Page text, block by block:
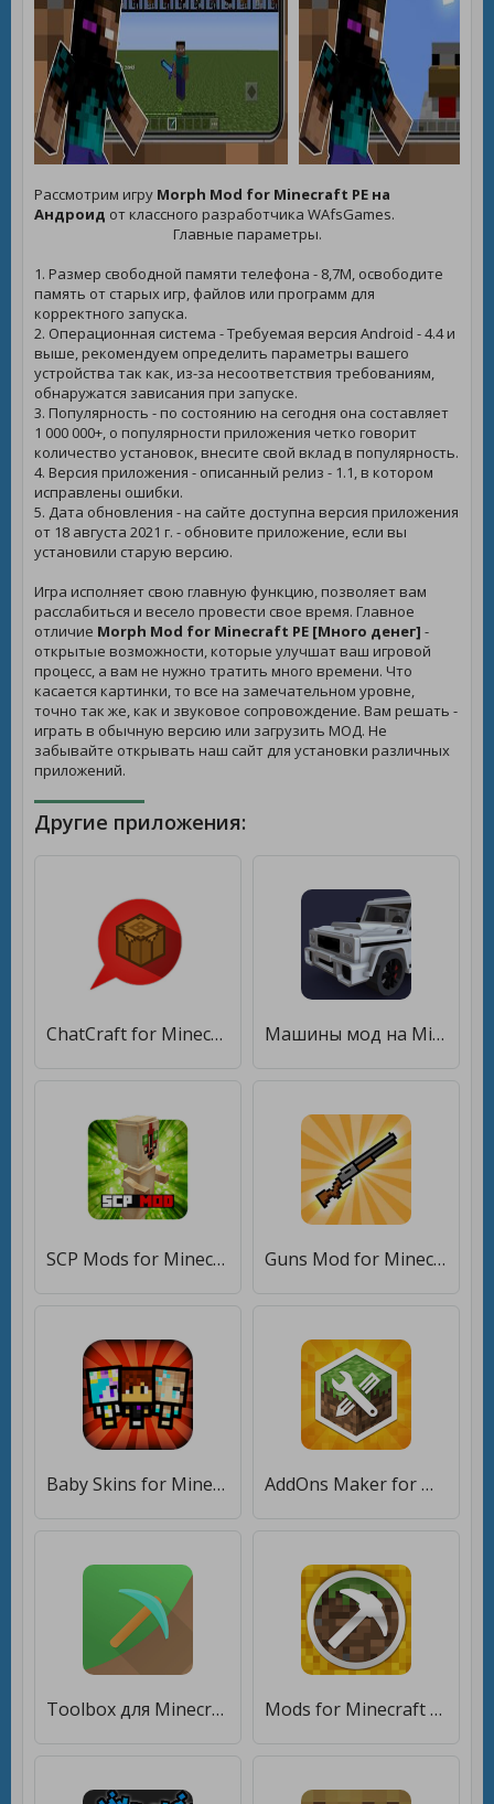
Рассмотрим игру Morph Mod for Minecraft PE на
Андроид от классного разработчика WAfsGames.
Главные параметры.
1. Размер свободной памяти телефона - 8,7M, освободите
память от старых игр, файлов или программ для
корректного запуска.
2. Операционная система - Требуемая версия Android - 4.4 и
выше, рекомендуем определить параметры вашего
устройства так как, из-за несоответствия требованиям,
обнаружатся зависания при запуске.
3. Популярность - по состоянию на сегодня она составляет
1 000 000+, о популярности приложения четко говорит
количество установок, внесите свой вклад в популярность.
4. Версия приложения - описанный релиз - 1.1, в котором
исправлены ошибки.
5. Дата обновления - на сайте доступна версия приложения
от 18 августа 2021 г. - обновите приложение, если вы
установили старую версию.
Игра исполняет свою главную функцию, позволяет вам
расслабиться и весело провести свое время. Главное
отличие Morph Mod for Minecraft PE [Много денег] -
открытые возможности, которые улучшат ваш игровой
процесс, а вам не нужно тратить много времени. Что
касается картинки, то все на замечательном уровне,
точно так же, как и звуковое сопровождение. Вам решать -
играть в обычную версию или загрузить МОД. Не
забывайте открывать наш сайт для установки различных
приложений.
Другие приложения:
ChatCraft for Minecraft [Unlocked] Машины мод на Minecraft PE [Без рекламы]
SCP Mods for Minecraft [Premium] Guns Mod for Minecraft PE - MCPE [Premium]
Baby Skins for Minecraft PE [Без рекламы] AddOns Maker for Minecraft PE [Без рекламы]
Toolbox для Minecraft: PE [Unlocked] Mods for Minecraft PE by MCPE [Много денег]